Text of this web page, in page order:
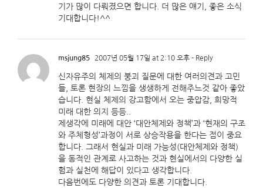
기가 많이 다뤄졌으면 합니다. 더 많은 얘기, 좋은 소식
기대합니다!^^
msjung85 2007년 05월 17일 at 2:10 오후 - Reply
신자유주의 체제의 붕괴 질문에 대한 여러의견과 고민
들, 토론 현장의 느낌을 생생하게 전해주느것 같아 좋았
습니다. 현실 체제의 강고함에서 오는 중압감, 희망적
미래 대한 의지 등등..
제생각에 미래에 대안 ‘대안체제와 정책’과 ‘현재의 구조
와 주체형성’과정이 서로 상승작용을 한다는 점이 중요
합니다. 그래서 현실과 미래 가능성(대안체제와 정책)
을 동적인 관계로 사고하는 것과 현실에서의 다양한 실
험과 실천에 해답이 있다고 생각합니다.
다음번에도 다양한 의견과 토론 기대합니다.